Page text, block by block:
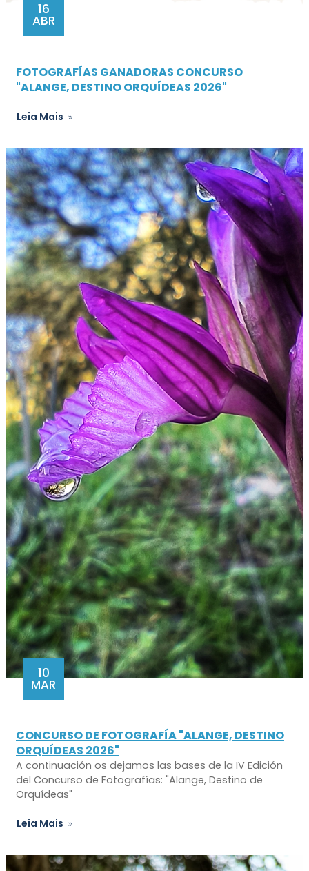
16
ABR
FOTOGRAFÍAS GANADORAS CONCURSO
"ALANGE, DESTINO ORQUÍDEAS 2026"
Leia Mais
10
MAR
CONCURSO DE FOTOGRAFÍA "ALANGE, DESTINO
ORQUÍDEAS 2026"
A continuación os dejamos las bases de la IV Edición
del Concurso de Fotografías: "Alange, Destino de
Orquídeas"
Leia Mais